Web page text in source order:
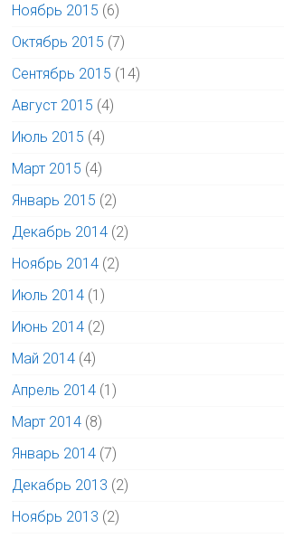
Ноябрь 2015 (6)
Октябрь 2015 (7)
Сентябрь 2015 (14)
Август 2015 (4)
Июль 2015 (4)
Март 2015 (4)
Январь 2015 (2)
Декабрь 2014 (2)
Ноябрь 2014 (2)
Июль 2014 (1)
Июнь 2014 (2)
Май 2014 (4)
Апрель 2014 (1)
Март 2014 (8)
Январь 2014 (7)
Декабрь 2013 (2)
Ноябрь 2013 (2)